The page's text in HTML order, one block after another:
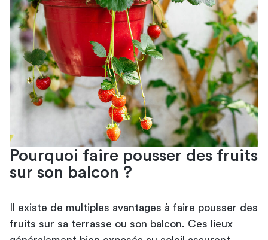
Pourquoi faire pousser des fruits
sur son balcon ?
Il existe de multiples avantages à faire pousser des
fruits sur sa terrasse ou son balcon. Ces lieux